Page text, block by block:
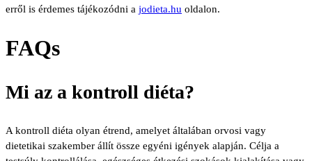
erről is érdemes tájékozódni a jodieta.hu oldalon.
FAQs
Mi az a kontroll diéta?
A kontroll diéta olyan étrend, amelyet általában orvosi vagy
dietetikai szakember állít össze egyéni igények alapján. Célja a